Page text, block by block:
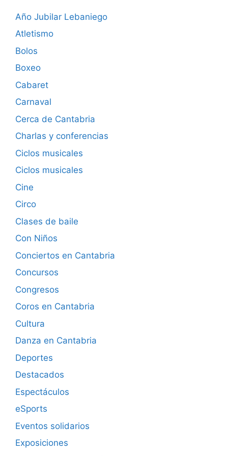
Año Jubilar Lebaniego
Atletismo
Bolos
Boxeo
Cabaret
Carnaval
Cerca de Cantabria
Charlas y conferencias
Ciclos musicales
Ciclos musicales
Cine
Circo
Clases de baile
Con Niños
Conciertos en Cantabria
Concursos
Congresos
Coros en Cantabria
Cultura
Danza en Cantabria
Deportes
Destacados
Espectáculos
eSports
Eventos solidarios
Exposiciones